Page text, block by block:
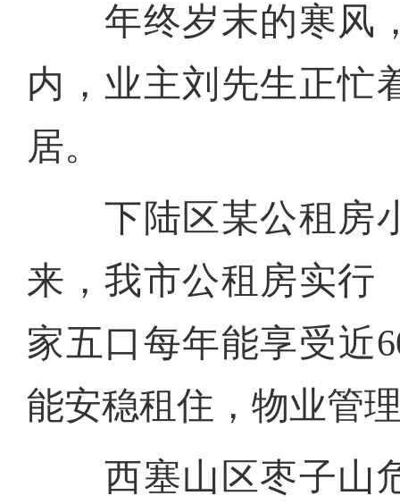
年终岁末的寒风，
内，业主刘先生正忙
居。
下陆区某公租房小
来，我市公租房实行
家五口每年能享受近
能安稳租住，物业管
西塞山区枣子山危